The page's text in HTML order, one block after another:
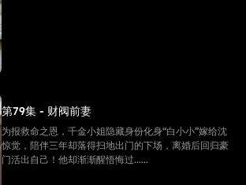
第79集 - 财阀前妻
为报救命之恩，千金小姐隐藏身份化身“白小小”嫁给沈
惊觉，陪伴三年却落得扫地出门的下场，离婚后回归豪
门活出自己！他却渐渐醒悟悔过......